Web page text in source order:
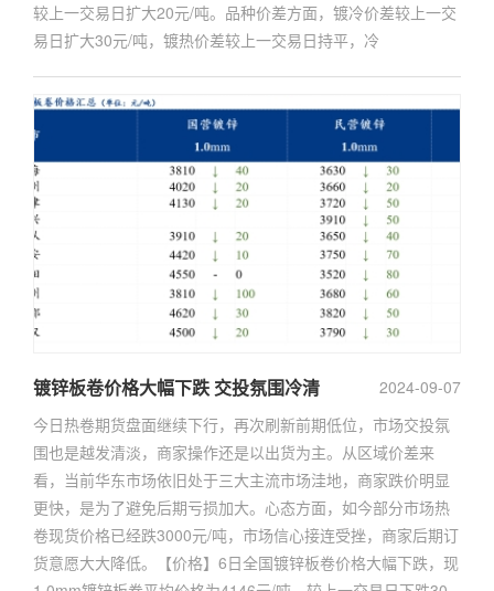
较上一交易日扩大20元/吨。品种价差方面，镀冷价差较上一交
易日扩大30元/吨，镀热价差较上一交易日持平，冷
2024-09-07
镀锌板卷价格大幅下跌 交投氛围冷清
今日热卷期货盘面继续下行，再次刷新前期低位，市场交投氛
围也是越发清淡，商家操作还是以出货为主。从区域价差来
看，当前华东市场依旧处于三大主流市场洼地，商家跌价明显
更快，是为了避免后期亏损加大。心态方面，如今部分市场热
卷现货价格已经跌3000元/吨，市场信心接连受挫，商家后期订
货意愿大大降低。【价格】6日全国镀锌板卷价格大幅下跌，现